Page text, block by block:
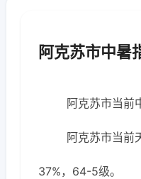
阿克苏市中暑
阿克苏市当前
阿克苏市当
37%，64-5级。